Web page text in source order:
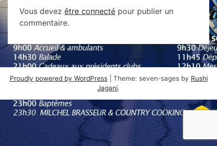
Vous devez être connecté pour publier un
commentaire.
Proudly powered by WordPress Theme: seven-sages by Rushi
Jagani.